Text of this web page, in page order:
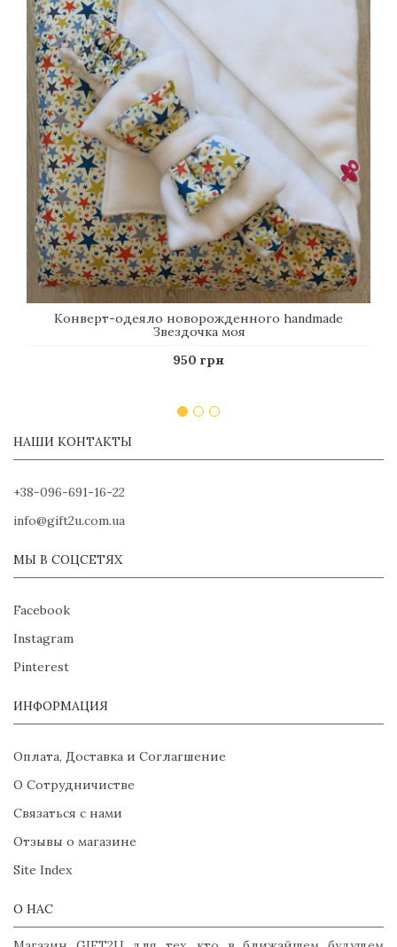
Конверт-одеяло новорожденного handmade
Звездочка моя
950 грн
НАШИ КОНТАКТЫ
+38-096-691-16-22
info@gift2u.com.ua
МЫ В СОЦСЕТЯХ
Facebook
Instagram
Pinterest
ИНФОРМАЦИЯ
Оплата, Доставка и Соглагшение
О Сотрудничистве
Связаться с нами
Отзывы о магазине
Site Index
О НАС